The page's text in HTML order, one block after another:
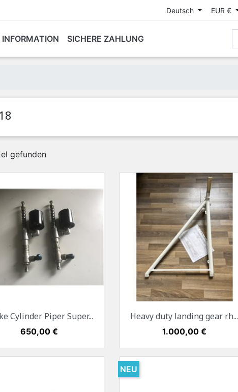
Deutsch EUR €
SICHERE ZAHLUNG
gefunden
 Vorschau
Cylinder Piper Super...
Preis
650,00 €
Vorschau
Heavy duty landing gear rh...
Preis
1.000,00 €
NEU